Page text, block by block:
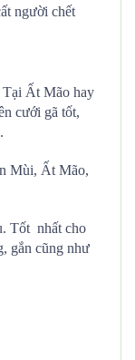
người chết
Ất Mão hay
cưới gã tốt,
Mùi, Ất Mão,
Tốt nhất cho
gắn cũng như